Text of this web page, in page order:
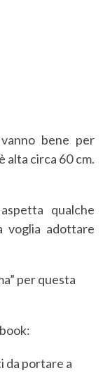
bene per
alta circa 60 cm.
qualche
voglia adottare
per questa
da portare a